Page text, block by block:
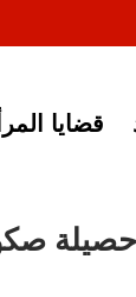
قضايا
مليون جنيه